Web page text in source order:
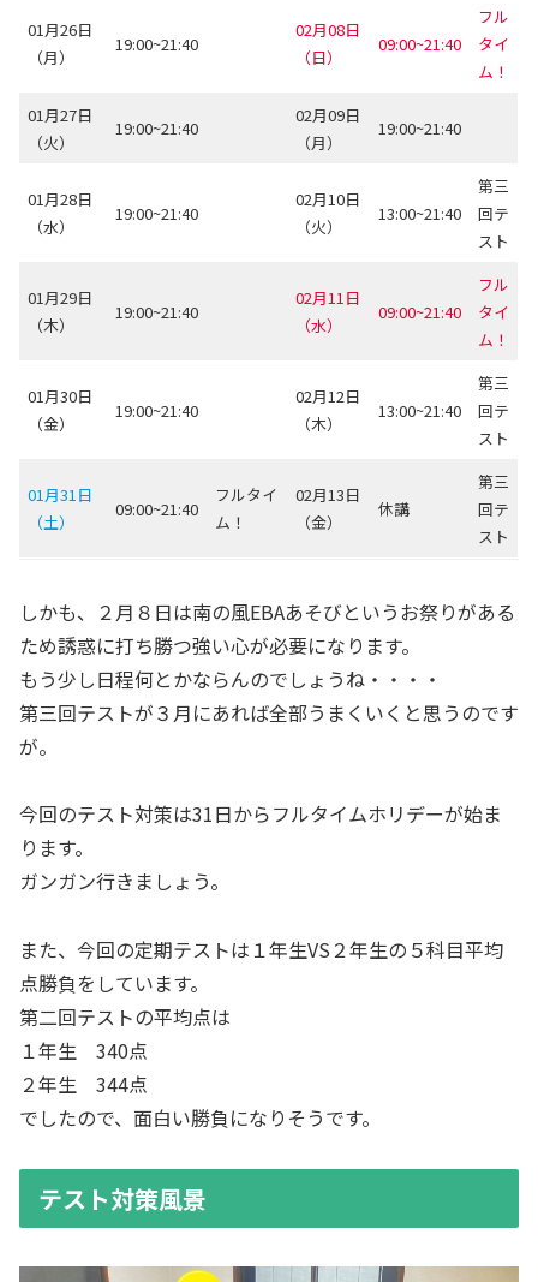
01月26日
（月）
19:00~21:40
02月08日
（日）
09:00~21:40
フル
タイ
ム！
01月27日
（火）
19:00~21:40
02月09日
（月）
19:00~21:40
01月28日
（水）
19:00~21:40
02月10日
（火）
13:00~21:40
第三
回テ
スト
01月29日
（木）
19:00~21:40
02月11日
（水）
09:00~21:40
フル
タイ
ム！
01月30日
（金）
19:00~21:40
02月12日
（木）
13:00~21:40
第三
回テ
スト
01月31日
（土）
09:00~21:40
フルタイ
ム！
02月13日
（金）
休講
第三
回テ
スト
しかも、２月８日は南の風EBAあそびというお祭りがある
ため誘惑に打ち勝つ強い心が必要になります。
もう少し日程何とかならんのでしょうね・・・・
第三回テストが３月にあれば全部うまくいくと思うのです
が。
今回のテスト対策は31日からフルタイムホリデーが始ま
ります。
ガンガン行きましょう。
また、今回の定期テストは１年生VS２年生の５科目平均
点勝負をしています。
第二回テストの平均点は
１年生 340点
２年生 344点
でしたので、面白い勝負になりそうです。
テスト対策風景